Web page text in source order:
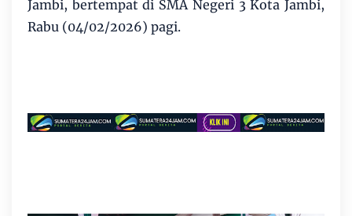
Jambi, bertempat di SMA Negeri 3 Kota Jambi,
Rabu (04/02/2026) pagi.